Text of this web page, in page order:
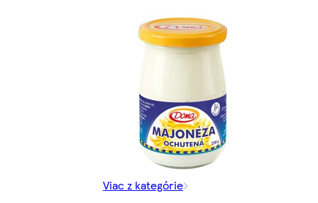
Viac z kategórie